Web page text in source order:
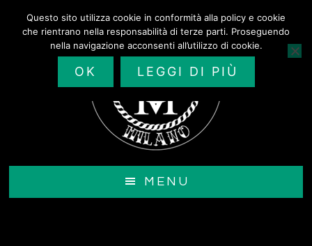
contenuto
MENU
Questo sito utilizza cookie in conformità alla policy e cookie
che rientrano nella responsabilità di terze parti. Proseguendo
nella navigazione acconsenti all’utilizzo di cookie.
OK LEGGI DI PIÙ